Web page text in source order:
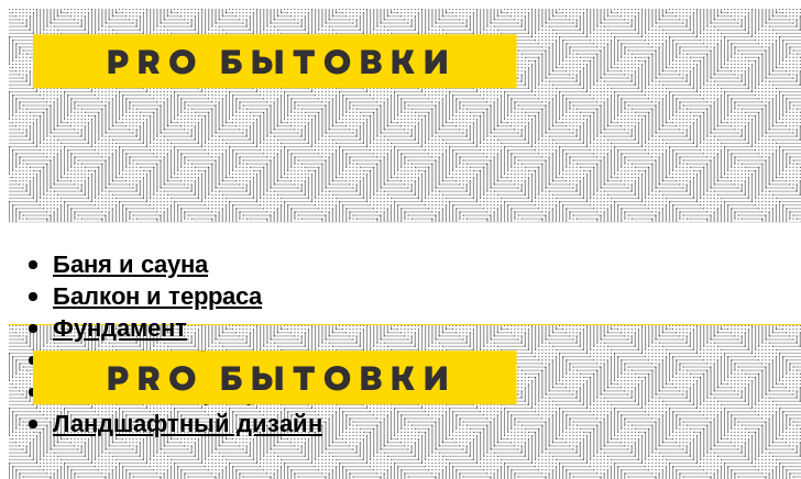
Баня и сауна
Балкон и терраса
Фундамент
Ворота и забор
Дизайн интерьера
Ландшафтный дизайн